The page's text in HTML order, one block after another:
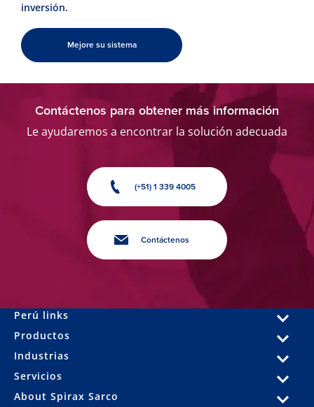
inversión.
Mejore su sistema
Contáctenos para obtener más información
Le ayudaremos a encontrar la solución adecuada
(+51) 1 339 4005
Contáctenos
Perú links
Productos
Industrias
Servicios
About Spirax Sarco